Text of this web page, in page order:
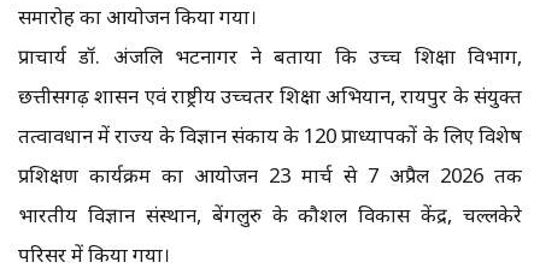
समारोह का आयोजन किया गया।
प्राचार्य डॉ. अंजलि भटनागर ने बताया कि उच्च शिक्षा विभाग,
छत्तीसगढ़ शासन एवं राष्ट्रीय उच्चतर शिक्षा अभियान, रायपुर के संयुक्त
तत्वावधान में राज्य के विज्ञान संकाय के 120 प्राध्यापकों के लिए विशेष
प्रशिक्षण कार्यक्रम का आयोजन 23 मार्च से 7 अप्रैल 2026 तक
भारतीय विज्ञान संस्थान, बेंगलुरु के कौशल विकास केंद्र, चल्लकेरे
परिसर में किया गया।